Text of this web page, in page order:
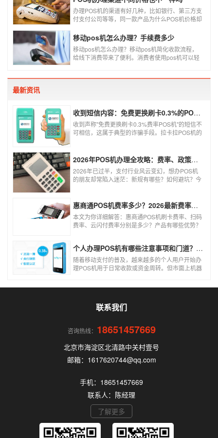
POS机品牌各种各样，每年支付公司都会上几个新
品牌，所以我们在选择POS机的时候，一定认证正
规一清机。
办理POS机的渠道有好几种，比如银行、第三方支
付支付公司等等，同一款产品为什么POS机价格却
和大家说说为什么同一款产品会有好几个价格，究
竟是什么原因呢？
移动pos机怎么办理？手续费多少
移动pos机怎么办理？移动pos机简化收款流程，
给线下消费带来了便利。消费者使用pos机可以轻
最新资讯
收到短信内容：免费更换刷卡0.3%的POS机，可以相信吗？
收到声称"免费更换刷卡0.3%费率POS机"的短信不
可相信，这属于典型的诈骗手段。拉卡拉POS机的
风险。以下结合权威信息分析原因及应对建议：2026年POS机办理全攻略：费率、政策、避坑一篇讲清
2026年已过半，支付行业风云变幻，想办POS机
的朋友却常陷入迷茫：新规有哪些？如何避坑？今
使用！
惠商通POS机费率多少？2026最新费率标准及办理全攻略
本文为你详细解答：惠商通POS机刷卡费率、扫码
费率、云闪付费率分别是多少？产品有哪些优势？
个人办理POS机有哪些注意事项和门道？（2026最新避坑指南）
随着移动支付的普及，越来越多的个人用户开始办
理POS机用于日常收款或资金周转。但市面上机器
联系我们
咨询热线： 18651457669
北京市海淀区北清路中关村壹号
邮箱：1617620744@qq.com
手机：18651457669
联系人：陈经理
了解更多